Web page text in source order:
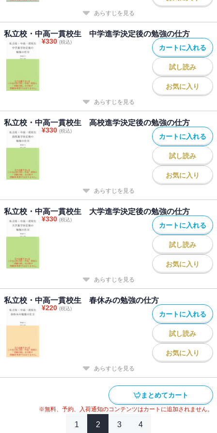
あらすじを見る
私立校・中高一貫校生 中学進学決定後の勉強の仕方
¥330 (税込)
カートに入れる
試し読み
お気に入り
あらすじを見る
私立校・中高一貫校生 高校進学決定後の勉強の仕方
¥330 (税込)
カートに入れる
試し読み
お気に入り
あらすじを見る
私立校・中高一貫校生 大学進学決定後の勉強の仕方
¥330 (税込)
カートに入れる
試し読み
お気に入り
あらすじを見る
私立校・中高一貫校生 春休みの勉強の仕方
¥220 (税込)
カートに入れる
試し読み
お気に入り
あらすじを見る
まとめてカート
※無料、予約、入荷通知のコンテンツはカートに追加されません。
1 2 3 4